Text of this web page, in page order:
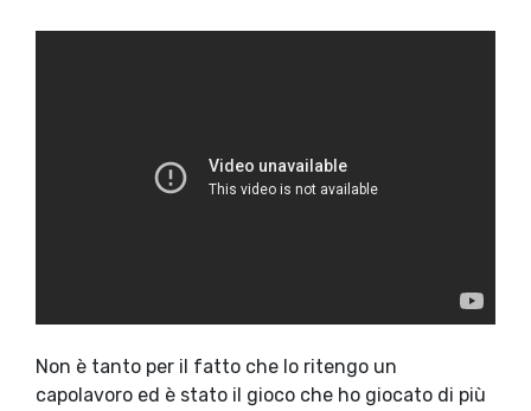
Non è tanto per il fatto che lo ritengo un
capolavoro ed è stato il gioco che ho giocato di più